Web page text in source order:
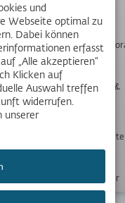
Webcams &
Wetter
Newsletter
für Dich.
alle 21 Stellenangebote
auf dem
und
Webseite optimal zu
Dabei können
erfasst
„Alle akzeptieren“
Klicken auf
Auswahl treffen
widerrufen.
unserer